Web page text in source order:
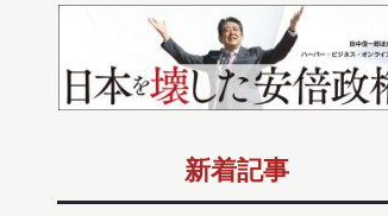
新着記事